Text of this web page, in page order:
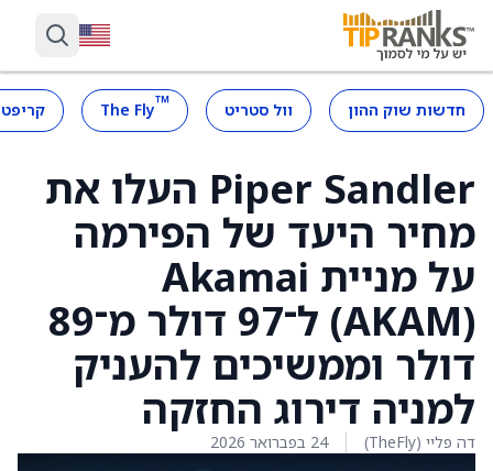
חדשות שוק ההון וול סטריט ™
The Fly
Piper Sandler העלו את
מחיר היעד של הפירמה
על מניית Akamai
(AKAM) ל־97 דולר מ־89
דולר וממשיכים להעניק
למניה דירוג החזקה
דה פליי (TheFly) 24 בפברואר 2026